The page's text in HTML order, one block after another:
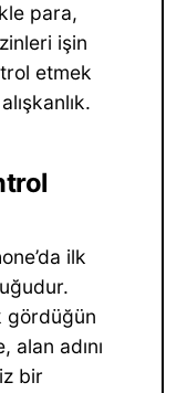
para,
işin
etmek
ilk
gördüğün
alan adını
bir